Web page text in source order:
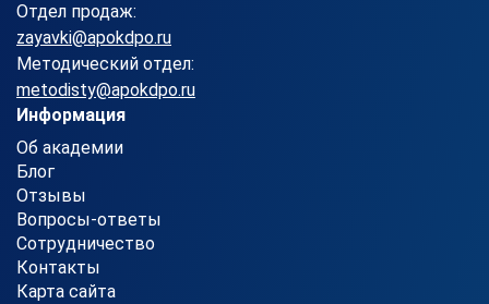
Отдел продаж:
zayavki@apokdpo.ru
Методический отдел:
metodisty@apokdpo.ru
Информация
Об академии
Блог
Отзывы
Вопросы-ответы
Сотрудничество
Контакты
Карта сайта